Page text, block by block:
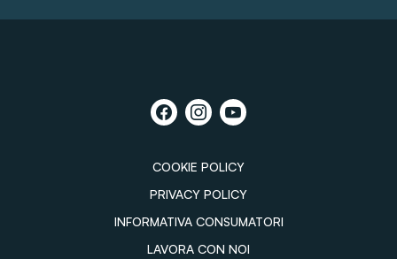
COOKIE POLICY
PRIVACY POLICY
INFORMATIVA CONSUMATORI
LAVORA CON NOI